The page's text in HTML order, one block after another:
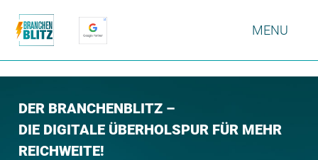
MENU
DER BRANCHENBLITZ –
DIE DIGITALE ÜBERHOLSPUR FÜR MEHR
REICHWEITE!